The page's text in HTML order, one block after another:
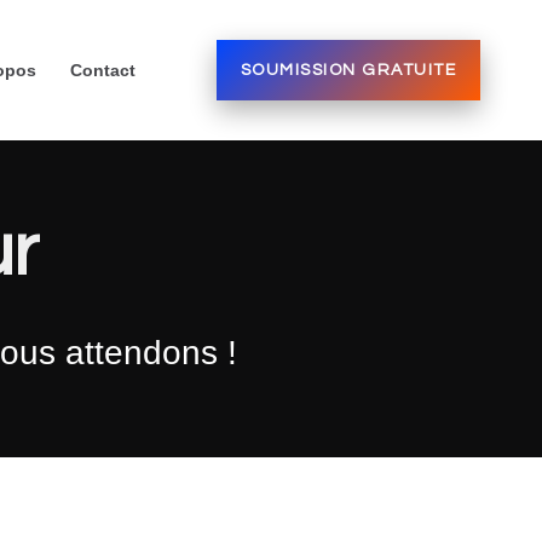
Contact SOUMISSION GRATUITE
attendons !